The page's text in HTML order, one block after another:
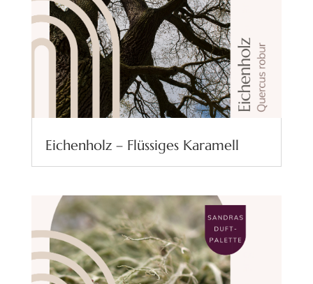
Eichenholz – Flüssiges Karamell